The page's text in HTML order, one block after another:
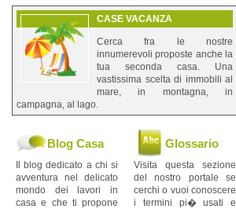
CASE VACANZA
Cerca fra le nostre
innumerevoli proposte anche la
tua seconda casa. Una
vastissima scelta di immobili al
mare, in montagna, in
campagna, al lago.
Blog Casa
Il blog dedicato a chi si
avventura nel delicato
mondo dei lavori in
casa e che ti propone
Glossario
Visita questa sezione
del nostro portale se
cerchi o vuoi conoscere
i termini pi� usati e